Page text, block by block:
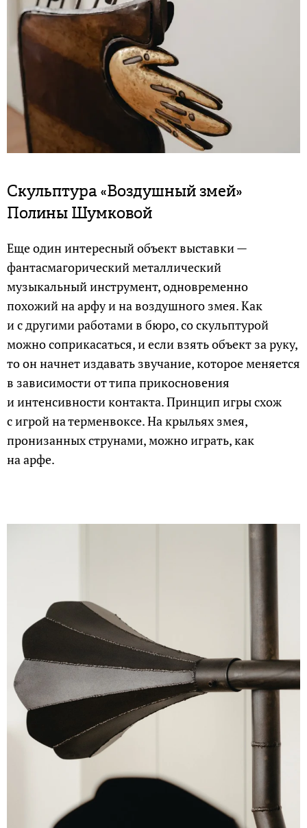
Скульптура «Воздушный змей»
Полины Шумковой
Еще один интересный объект выставки —
фантасмагорический металлический
музыкальный инструмент, одновременно
похожий на арфу и на воздушного змея. Как
и с другими работами в бюро, со скульптурой
можно соприкасаться, и если взять объект за руку,
то он начнет издавать звучание, которое меняется
в зависимости от типа прикосновения
и интенсивности контакта. Принцип игры схож
с игрой на терменвоксе. На крыльях змея,
пронизанных струнами, можно играть, как
на арфе.